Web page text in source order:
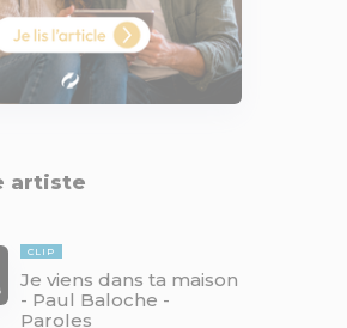
artiste
CLIP
Je viens dans ta maison
- Paul Baloche -
Paroles